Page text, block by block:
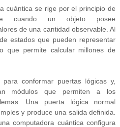
cuántica se rige por el principio de
cuando un objeto posee
de una cantidad observable. Al
estados que pueden representar
que permite calcular millones de
conformar puertas lógicas y,
módulos que permiten a los
Una puerta lógica normal
y produce una salida definida.
computadora cuántica configura